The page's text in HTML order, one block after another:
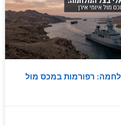
רפורמות במכס מול